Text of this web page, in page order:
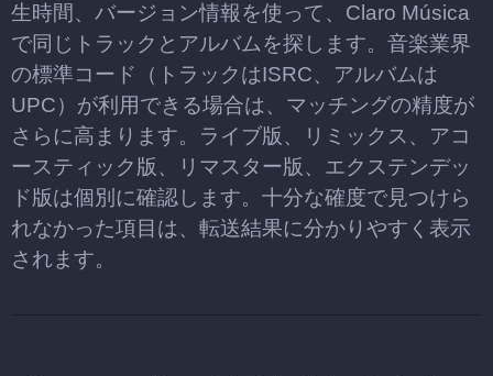
生時間、バージョン情報を使って、Claro Música
で同じトラックとアルバムを探します。音楽業界
の標準コード（トラックはISRC、アルバムは
UPC）が利用できる場合は、マッチングの精度が
さらに高まります。ライブ版、リミックス、アコ
ースティック版、リマスター版、エクステンデッ
ド版は個別に確認します。十分な確度で見つけら
れなかった項目は、転送結果に分かりやすく表示
されます。